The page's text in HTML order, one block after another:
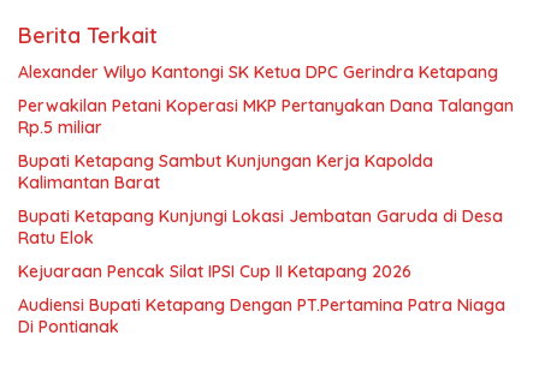
Berita Terkait
Alexander Wilyo Kantongi SK Ketua DPC Gerindra Ketapang
Perwakilan Petani Koperasi MKP Pertanyakan Dana Talangan
Rp.5 miliar
Bupati Ketapang Sambut Kunjungan Kerja Kapolda
Kalimantan Barat
Bupati Ketapang Kunjungi Lokasi Jembatan Garuda di Desa
Ratu Elok
Kejuaraan Pencak Silat IPSI Cup II Ketapang 2026
Audiensi Bupati Ketapang Dengan PT.Pertamina Patra Niaga
Di Pontianak